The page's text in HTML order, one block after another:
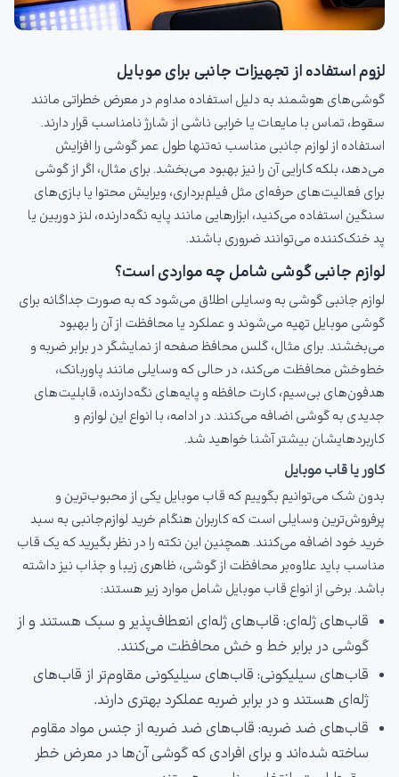
لزوم استفاده از تجهیزات جانبی برای موبایل
گوشی‌های هوشمند به دلیل استفاده مداوم در معرض خطراتی مانند
سقوط، تماس با مایعات یا خرابی ناشی از شارژ نامناسب قرار دارند.
استفاده از لوازم جانبی مناسب نه‌تنها طول عمر گوشی را افزایش
می‌دهد، بلکه کارایی آن را نیز بهبود می‌بخشد. برای مثال، اگر از گوشی
برای فعالیت‌های حرفه‌ای مثل فیلم‌برداری، ویرایش محتوا یا بازی‌های
سنگین استفاده می‌کنید، ابزارهایی مانند پایه نگه‌دارنده، لنز دوربین یا
پد خنک‌کننده می‌توانند ضروری باشند.
لوازم جانبی گوشی شامل چه مواردی است؟
لوازم جانبی گوشی به وسایلی اطلاق می‌شود که به صورت جداگانه برای
گوشی موبایل تهیه می‌شوند و عملکرد یا محافظت از آن را بهبود
می‌بخشند. برای مثال، گلس محافظ صفحه از نمایشگر در برابر ضربه و
خط‌وخش محافظت می‌کند، در حالی که وسایلی مانند پاوربانک،
هدفون‌های بی‌سیم، کارت حافظه و پایه‌های نگه‌دارنده، قابلیت‌های
جدیدی به گوشی اضافه می‌کنند. در ادامه، با انواع این لوازم و
کاربردهایشان بیشتر آشنا خواهید شد.
کاور یا قاب موبایل
بدون شک می‌توانیم بگوییم که قاب موبایل یکی از محبوب‌ترین و
پرفروش‌ترین وسایلی است که کاربران هنگام خرید لوازم‌جانبی به سبد
خرید خود اضافه می‌کنند. همچنین این نکته را در نظر بگیرید که یک قاب
مناسب باید علاوه‌بر محافظت از گوشی، ظاهری زیبا و جذاب نیز داشته
باشد. برخی از انواع قاب موبایل شامل موارد زیر هستند:
قاب‌های ژله‌ای: قاب‌های ژله‌ای انعطاف‌پذیر و سبک هستند و از
گوشی در برابر خط و خش محافظت می‌کنند.
قاب‌های سیلیکونی: قاب‌های سیلیکونی مقاوم‌تر از قاب‌های
ژله‌ای هستند و در برابر ضربه عملکرد بهتری دارند.
قاب‌های ضد ضربه: قاب‌های ضد ضربه از جنس مواد مقاوم
ساخته شده‌اند و برای افرادی که گوشی آن‌ها در معرض خطر